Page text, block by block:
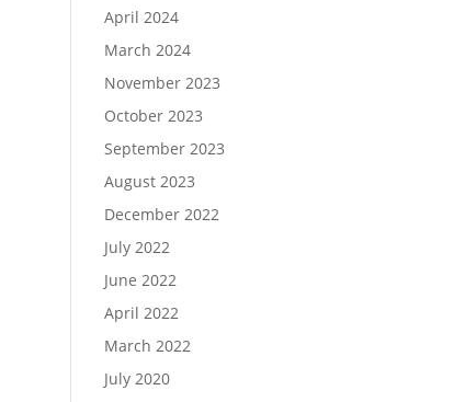
April 2024
March 2024
November 2023
October 2023
September 2023
August 2023
December 2022
July 2022
June 2022
April 2022
March 2022
July 2020